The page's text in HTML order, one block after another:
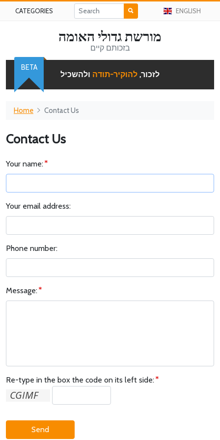
CATEGORIES ENGLISH
מורשת גדולי האומה
בזכותם קיים
לזכור, להוקיר-תודה ולהשכיל
BETA
Home Contact Us
Contact Us
Your name:
Your email address:
Phone number:
Message:
Re-type in the box the code on its left side:
Send